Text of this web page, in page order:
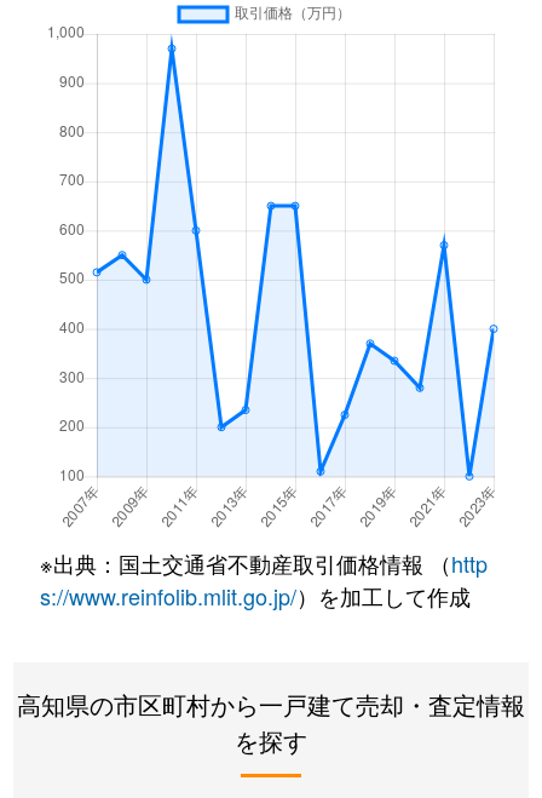
※出典：国土交通省不動産取引価格情報 （http
s://www.reinfolib.mlit.go.jp/）を加工して作成
高知県の市区町村から一戸建て売却・査定情報
を探す